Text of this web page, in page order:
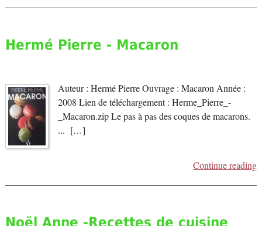
Hermé Pierre - Macaron
Auteur : Hermé Pierre Ouvrage : Macaron Année :
2008 Lien de téléchargement : Herme_Pierre_-
_Macaron.zip Le pas à pas des coques de macarons.
... […]
Continue reading
Noël Anne -Recettes de cuisine